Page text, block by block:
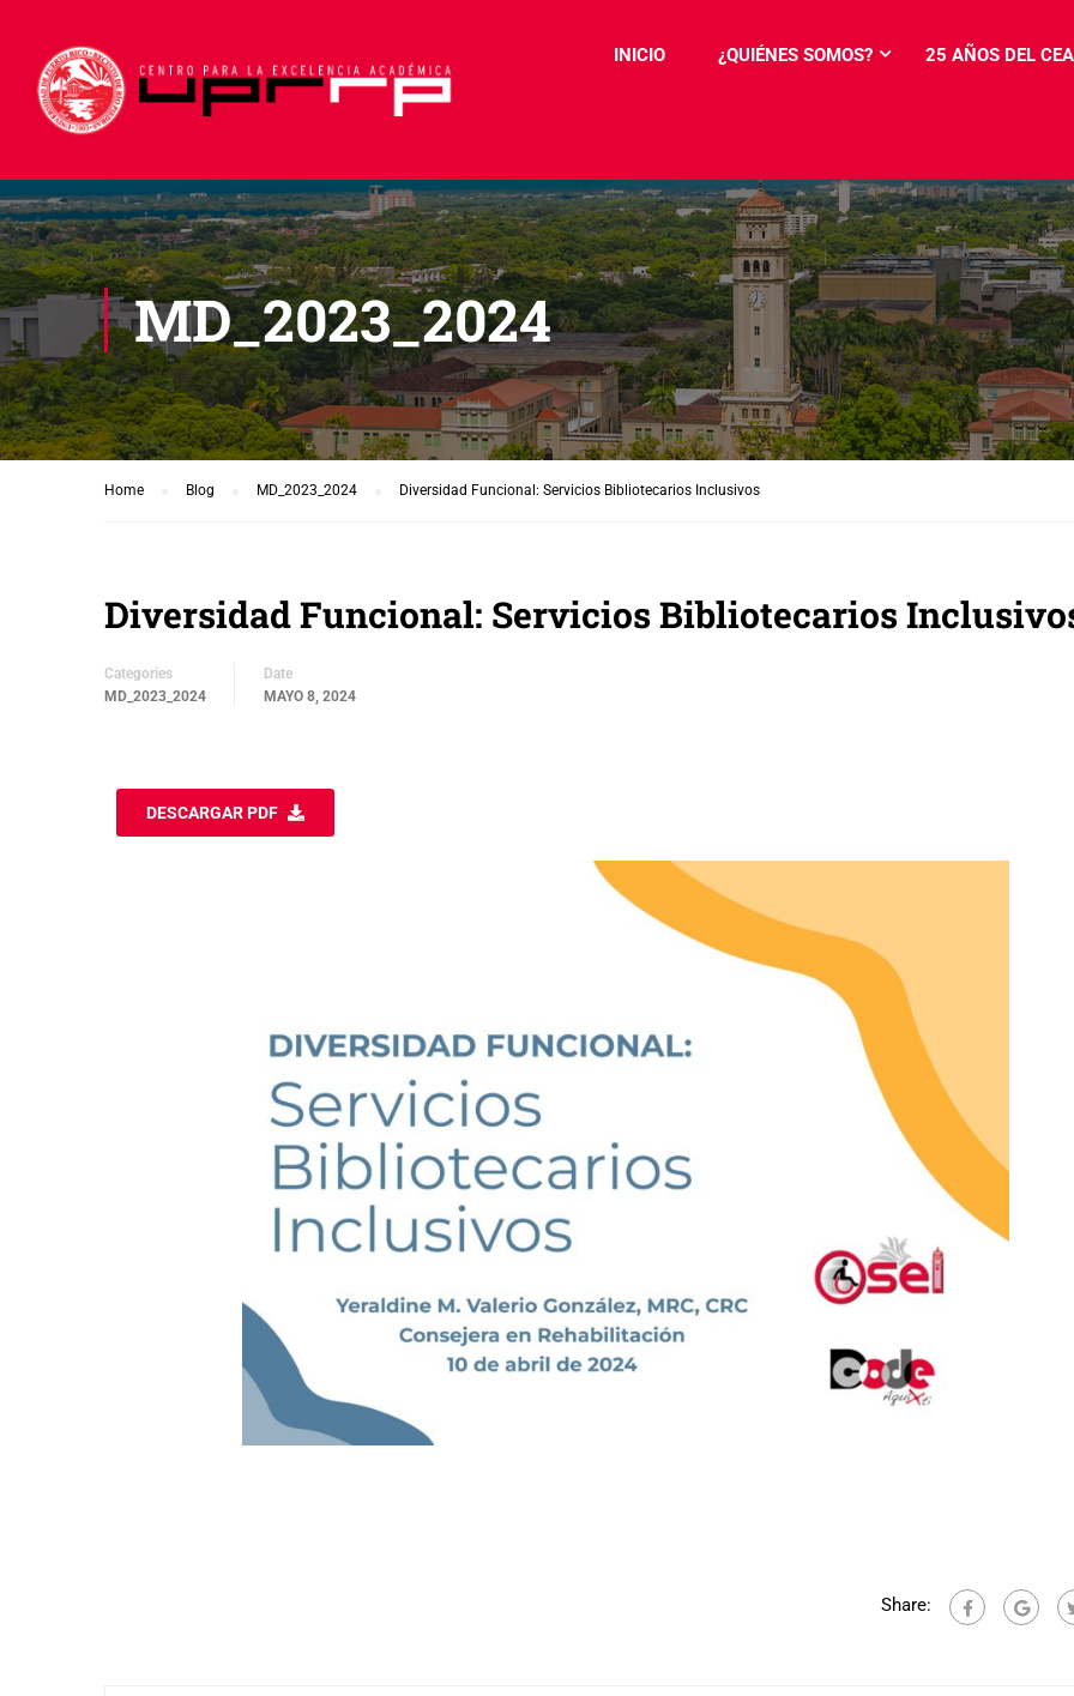
INICIO ¿QUIÉNES SOMOS? 25 AÑOS DEL CEA
MD_2023_2024
Home Blog MD_2023_2024 Diversidad Funcional: Servicios Bibliotecarios Inclusivos
Diversidad Funcional: Servicios Bibliotecarios
Categories
MD_2023_2024
Date
MAYO 8, 2024
DESCARGAR PDF
Share: